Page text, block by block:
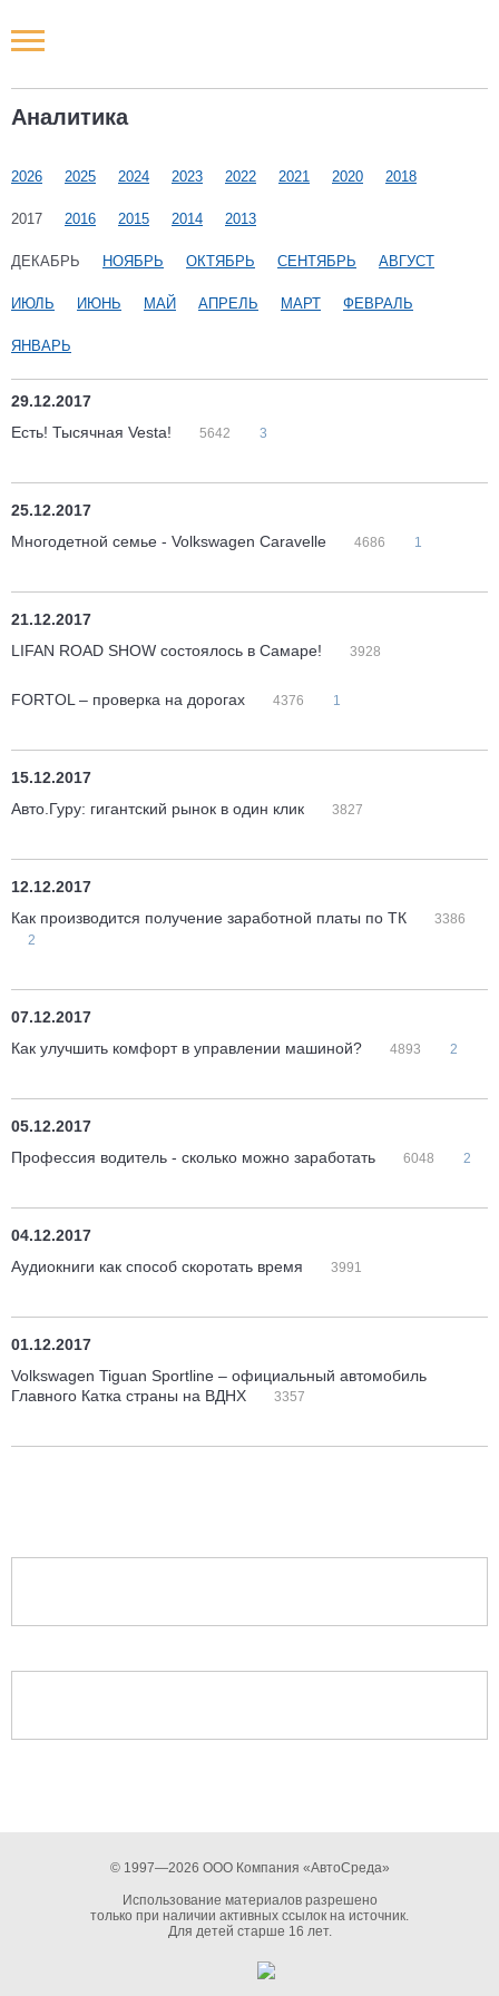
Аналитика
2026 2025 2024 2023 2022 2021 2020 2018
2017 2016 2015 2014 2013
ДЕКАБРЬ НОЯБРЬ ОКТЯБРЬ СЕНТЯБРЬ АВГУСТ
ИЮЛЬ ИЮНЬ МАЙ АПРЕЛЬ МАРТ ФЕВРАЛЬ
ЯНВАРЬ
29.12.2017
Есть! Тысячная Vesta!
5642 3
25.12.2017
Многодетной семье - Volkswagen Caravelle
4686 1
21.12.2017
LIFAN ROAD SHOW состоялось в Самаре!
3928
FORTOL – проверка на дорогах 4376 1
15.12.2017
Авто.Гуру: гигантский рынок в один клик
3827
12.12.2017
Как производится получение заработной платы по ТК
3386
2
07.12.2017
Как улучшить комфорт в управлении машиной?
4893 2
05.12.2017
Профессия водитель - сколько можно заработать
6048 2
04.12.2017
Аудиокниги как способ скоротать время
3991
01.12.2017
Volkswagen Tiguan Sportline – официальный автомобиль
Главного Катка страны на ВДНХ
3357
© 1997—2026 ООО Компания «АвтоСреда»
Использование материалов разрешено
только при наличии активных ссылок на источник.
Для детей старше 16 лет.
Новости РФ
Наши мероприятия
Статьи